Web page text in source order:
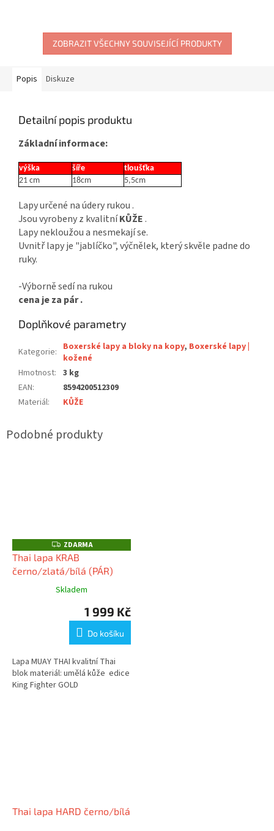
ZOBRAZIT VŠECHNY SOUVISEJÍCÍ PRODUKTY
Popis Diskuze
Detailní popis produktu
Základní informace:
výška šíře
tloušťka
21 cm
18cm 5,5cm
Lapy určené na údery rukou .
Jsou vyrobeny z kvalitníKŮŽE .
Lapy nekloužou a nesmekají se.
Uvnitř lapy je "jablíčko", výčnělek, který skvěle padne do
ruky.
-Výborně sedí na rukou
cena je za pár .
Doplňkové parametry
Kategorie: Boxerské lapy a bloky na kopy, Boxerské lapy |
kožené
Hmotnost: 3 kg
EAN:
8594200512309
Materiál: KŮŽE
Z
D
A
R
A
ZDARMA
Thai lapa KRAB
černo/zlatá/bílá (PÁR)
Skladem
1 999 Kč
Do košíku
Lapa MUAY THAI kvalitní Thai
blok materiál: umělá kůže edice
King Fighter GOLD
Thai lapa HARD černo/bílá